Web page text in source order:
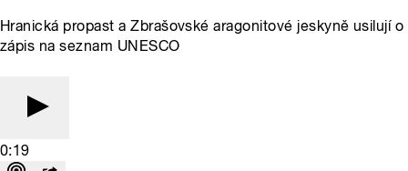
Hranická propast a Zbrašovské aragonitové jeskyně usilují o
zápis na seznam UNESCO
0:19